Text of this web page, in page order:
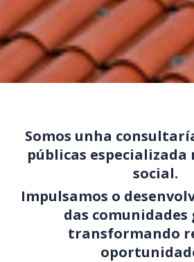
Somos unha
públicas especializada
social.
Impulsamos o
das comunidades
transformando